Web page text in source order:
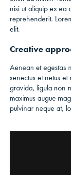
nisi ut aliquip ex ea
reprehenderit.
elit.
Creative
Aenean et egestas
senectus et netus
gravida, ligula non
maximus augue
pulvinar neque at,